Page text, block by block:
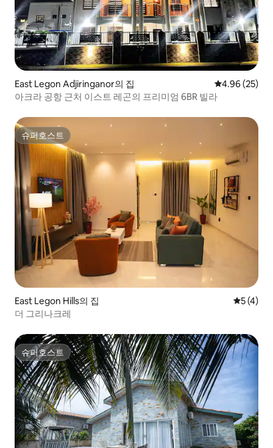
East Legon Adjiringanor의 집 평점 4.96점(5
4.96 (25)
아크라 공항 근처 이스트 레곤의 프리미엄 6BR 빌라
슈퍼호스트
슈퍼호스트
East Legon Hills의 집 평점 5점
5 (4)
더 그리나크레
슈퍼호스트
슈퍼호스트